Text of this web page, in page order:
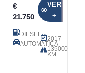
€
21.750
VER
+
DIESEL
AUTOMÁTICA
2017
135000
KM